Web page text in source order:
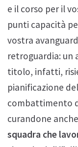
e il corso per il
punti capacità
vostra
retroguardia:
titolo, infatti,
pianificazione
combattimento
curandone
squadra che